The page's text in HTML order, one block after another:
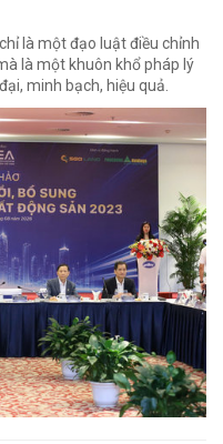
là một đạo luật điều chỉnh
là một khuôn khổ pháp lý
minh bạch, hiệu quả.